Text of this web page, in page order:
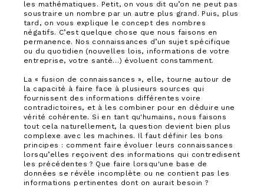
les mathématiques. Petit, on vous dit qu’on ne peut pas
soustraire un nombre par un autre plus grand. Puis, plus
tard, on vous explique le concept des nombres
négatifs. C’est quelque chose que nous faisons en
permanence. Nos connaissances d’un sujet spécifique
ou du quotidien (nouvelles lois, informations de votre
entreprise, votre santé…) évoluent constamment.
La « fusion de connaissances », elle, tourne autour de
la capacité à faire face à plusieurs sources qui
fournissent des informations différentes voire
contradictoires, et à les combiner pour en déduire une
vérité cohérente. Si en tant qu'humains, nous faisons
tout cela naturellement, la question devient bien plus
complexe avec les machines. Il faut définir les bons
principes : comment faire évoluer leurs connaissances
lorsqu’elles reçoivent des informations qui contredisent
les précédentes ? Que faire lorsqu'une base de
données se révèle incomplète ou ne contient pas les
informations pertinentes dont on aurait besoin ?